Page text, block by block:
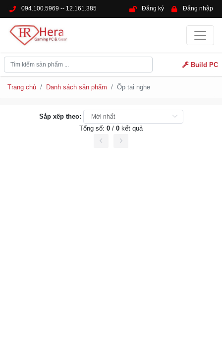
094.100.5969 -- 12.161.385 Đăng ký Đăng nhập
Build PC
Trang chủ Danh sách sản phẩm Ốp tai nghe
Sắp xếp theo:
Tổng số: 0 / 0 kết quả